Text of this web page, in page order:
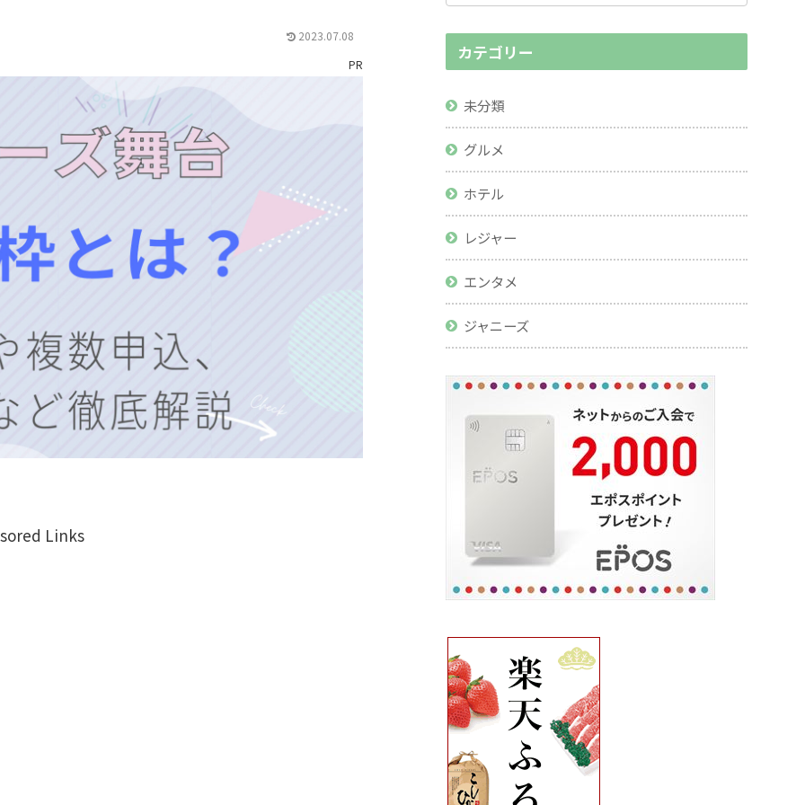
2023.07.08
PR
Links
カテゴリー
未分類
グルメ
ホテル
レジャー
エンタメ
ジャニーズ